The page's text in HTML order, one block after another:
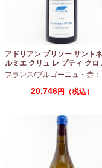
アドリアン ブリソー サント
ルミエ クリュ レ プティ クロ
ー 2024 750ml
フランス/ブルゴーニュ ・ 赤：ミディアム
20,746円（税込）